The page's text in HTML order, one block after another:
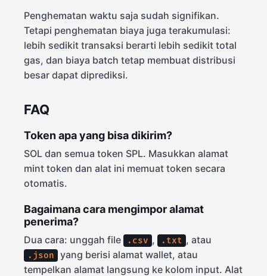
Penghematan waktu saja sudah signifikan.
Tetapi penghematan biaya juga terakumulasi:
lebih sedikit transaksi berarti lebih sedikit total
gas, dan biaya batch tetap membuat distribusi
besar dapat diprediksi.
FAQ
Token apa yang bisa dikirim?
SOL dan semua token SPL. Masukkan alamat
mint token dan alat ini memuat token secara
otomatis.
Bagaimana cara mengimpor alamat
penerima?
Dua cara: unggah file .csv , .txt , atau
.json
yang berisi alamat wallet, atau
tempelkan alamat langsung ke kolom input. Alat